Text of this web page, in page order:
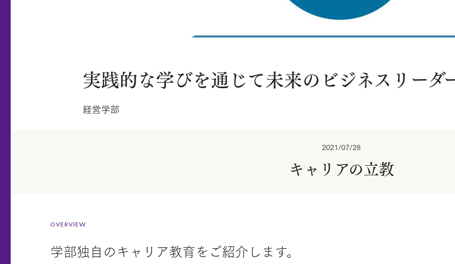
実践的な学びを通じて未来のビジネスリーダ
経営学部
2021/07/28
キャリアの立教
OVERVIEW
学部独自のキャリア教育をご紹介します。